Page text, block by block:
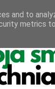
and to
metrics